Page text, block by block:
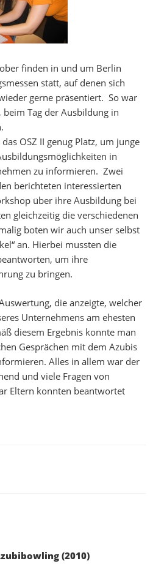
finden in und um Berlin
statt, auf denen sich
gerne präsentiert. So war
beim Tag der Ausbildung in
OSZ II genug Platz, um junge
in
zu informieren. Zwei
berichteten interessierten
über ihre Ausbildung bei
gleichzeitig die verschiedenen
boten wir auch unser selbst
an. Hierbei mussten die
um ihre
zu bringen.
die anzeigte, welcher
Unternehmens am ehesten
diesem Ergebnis konnte man
Gesprächen mit dem Azubis
Alles in allem war der
und viele Fragen von
Eltern konnten beantwortet
(2010)